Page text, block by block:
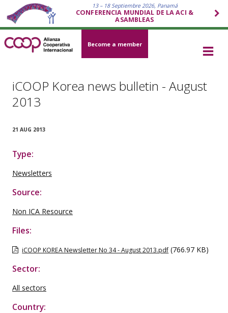
13 – 18 Septiembre 2026, Panamá
CONFERENCIA MUNDIAL DE LA ACI &
ASAMBLEAS
Become a member
iCOOP Korea news bulletin - August
2013
21 AUG 2013
Type:
Newsletters
Source:
Non ICA Resource
Files:
iCOOP KOREA Newsletter No 34 - August 2013.pdf (766.97 KB)
Sector:
All sectors
Country: